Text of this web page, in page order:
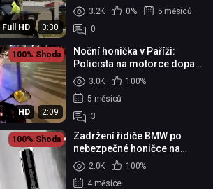
Full HD 0:30
podezřelého
3.2K 0%
5 měsíců
0
100% Shoda
HD 2:09
Noční honička v Paříži:
Policista na motorce dopadl
ujíždějícího řidiče
3.0K
100%
5 měsíců
3
100% Shoda
Zadržení řidiče BMW po
nebezpečné honičce na
Floridě
2.0K
100%
4 měsíce